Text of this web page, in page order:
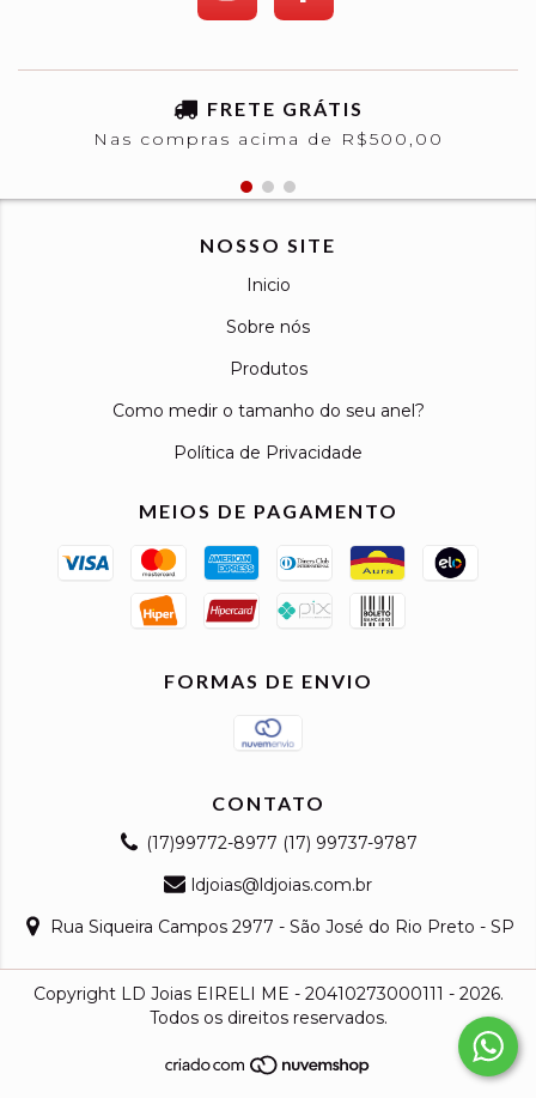
FRETE GRÁTIS
Nas compras acima de R$500,00
NOSSO SITE
Inicio
Sobre nós
Produtos
Como medir o tamanho do seu anel?
Política de Privacidade
MEIOS DE PAGAMENTO
FORMAS DE ENVIO
CONTATO
(17)99772-8977 (17) 99737-9787
ldjoias@ldjoias.com.br
Rua Siqueira Campos 2977 - São José do Rio Preto - SP
Copyright LD Joias EIRELI ME - 20410273000111 - 2026.
Todos os direitos reservados.